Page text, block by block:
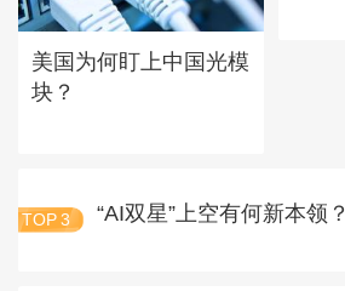
美国为何盯上中国光模
块？
TOP 3 “AI双星”上空有何新本领？